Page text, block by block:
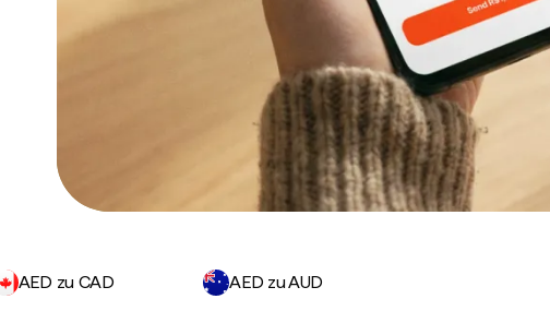
AED zu CAD AED zu AUD